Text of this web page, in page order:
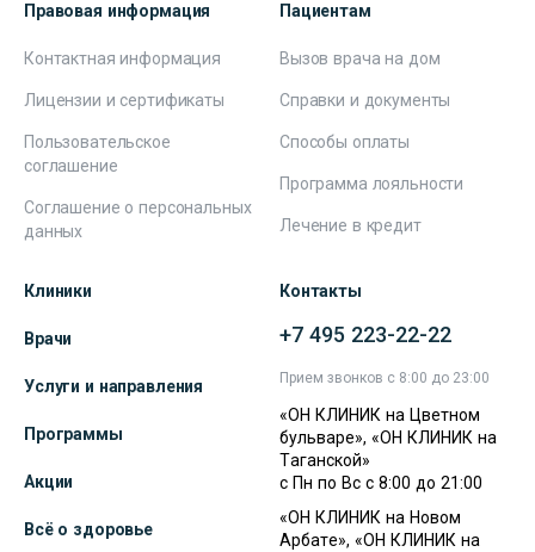
Правовая информация
Контактная информация
Лицензии и сертификаты
Пользовательское
соглашение
Соглашение о персональных
данных
Пациентам
Вызов врача на дом
Справки и документы
Способы оплаты
Программа лояльности
Лечение в кредит
Клиники
Врачи
Услуги и направления
Программы
Акции
Всё о здоровье
Контакты
+7 495 223-22-22
Прием звонков с 8:00 до 23:00
«ОН КЛИНИК на Цветном
бульваре», «ОН КЛИНИК на
Таганской»
с Пн по Вс с 8:00 до 21:00
«ОН КЛИНИК на Новом
Арбате», «ОН КЛИНИК на